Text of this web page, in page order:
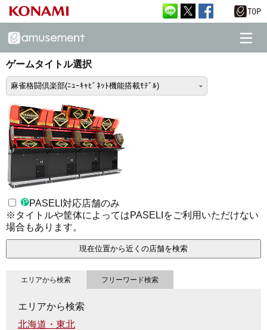
ゲームタイトル選択
麻雀格闘倶楽部(ﾆｭｰｷｬﾋﾞﾈｯﾄ機能搭載ﾓﾃﾞﾙ)
PASELI対応店舗のみ
※タイトルや筐体によってはPASELIをご利用いただけない
場合もあります。
現在位置から近くの店舗を検索
エリアから検索 フリーワード検索
エリアから検索
北海道・東北